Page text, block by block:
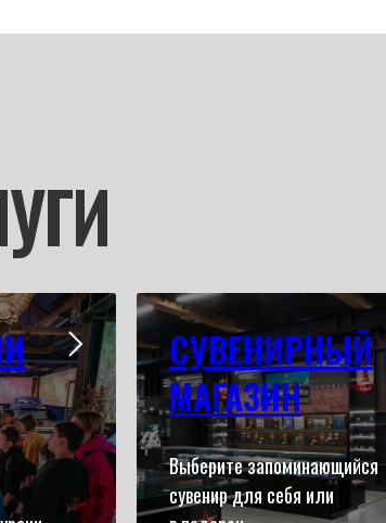
СУВЕНИРНЫЙ
МАГАЗИН
Выберите запоминающийся
сувенир для себя или